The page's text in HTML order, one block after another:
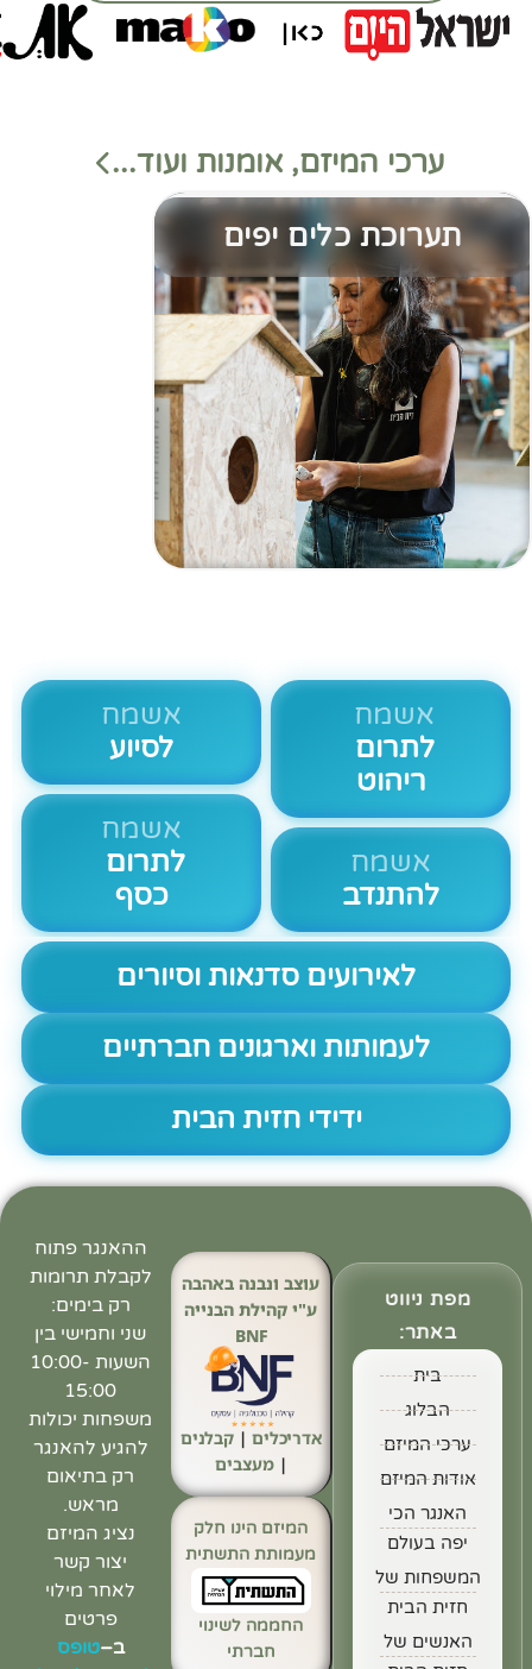
ערכי המיזם, אומנות ועוד...
תערוכת כלים יפים
אשמח
לתרום
ריהוט
אשמח
להתנדב
אשמח
לסיוע
אשמח
לתרום
כסף
לאירועים סדנאות וסיורים
לעמותות וארגונים חברתיים
ידידי חזית הבית
מפת ניווט
באתר:
בית
הבלוג
ערכי המיזם
אודות המיזם
האנגר הכי
יפה בעולם
המשפחות של
חזית הבית
האנשים של
ההאנגר פתוח
לקבלת תרומות
רק בימים:
שני וחמישי בין
השעות 10:00-
15:00
משפחות יכולות
להגיע להאנגר
רק בתיאום
מראש.
נציג המיזם
יצור קשר
לאחר מילוי
פרטים
ב–טופס
עוצב ונבנה באהבה
ע"י קהילת הבנייה
BNF
אדריכלים | קבלנים
|מעצבים
המיזם הינו חלק
מעמותת התשתית
החממה לשינוי
חברתי